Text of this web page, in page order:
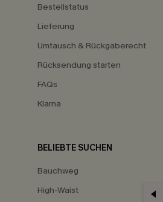
Bestellstatus
Lieferung
Umtausch & Rückgaberecht
Rücksendung starten
FAQs
Klarna
BELIEBTE SUCHEN
Bauchweg
High-Waist